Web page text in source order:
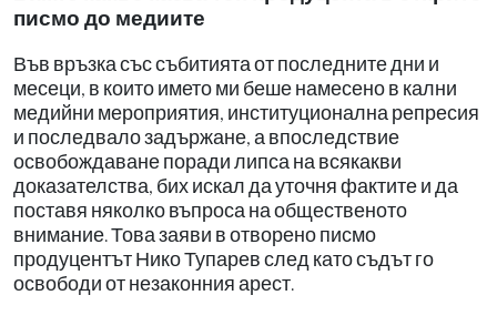
писмо до медиите
Във връзка със събитията от последните дни и
месеци, в които името ми беше намесено в кални
медийни мероприятия, институционална репресия
и последвало задържане, а впоследствие
освобождаване поради липса на всякакви
доказателства, бих искал да уточня фактите и да
поставя няколко въпроса на общественото
внимание. Това заяви в отворено писмо
продуцентът Нико Тупарев след като съдът го
освободи от незаконния арест.